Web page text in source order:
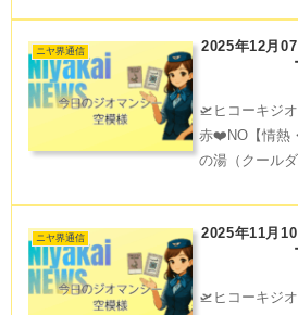
ちのチャンス
分だけ、心が
ニヤ界通信
2025年12月
🛫ヒコーキジ
赤❤️NO【情熱
の湯（クール
と、感情の熱
ずにね。🌿整
し。頭の熱が
ニヤ界通信
2025年11月
🛫ヒコーキジ